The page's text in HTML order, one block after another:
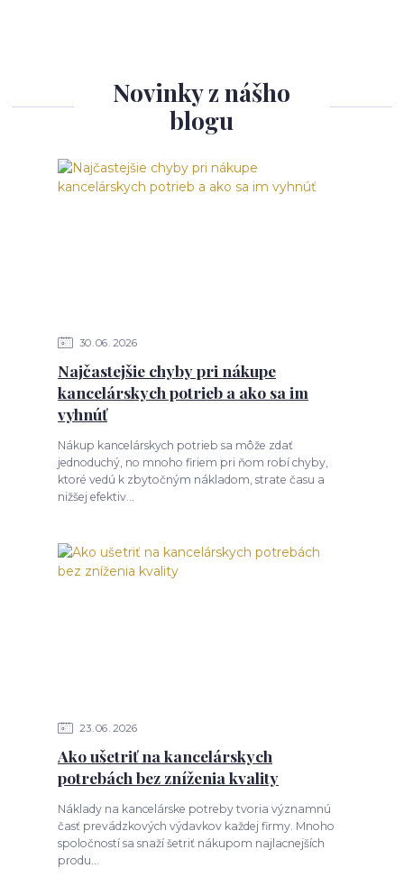
Novinky z nášho
blogu
30 06 2026
Najčastejšie chyby pri nákupe
kancelárskych potrieb a ako sa im
vyhnúť
Nákup kancelárskych potrieb sa môže zdať
jednoduchý, no mnoho firiem pri ňom robí chyby,
ktoré vedú k zbytočným nákladom, strate času a
nižšej efektiv...
23 06 2026
Ako ušetriť na kancelárskych
potrebách bez zníženia kvality
Náklady na kancelárske potreby tvoria významnú
časť prevádzkových výdavkov každej firmy. Mnoho
spoločností sa snaží šetriť nákupom najlacnejších
produ...